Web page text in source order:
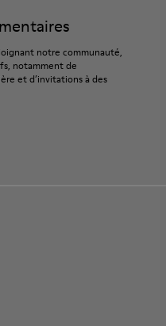
durabilité
PET recyclé)
sur l’entretien de
notreguide d’entretien
notre communauté,
notamment de
et d’invitations à des